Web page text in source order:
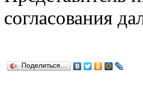
согласования
Поделиться…